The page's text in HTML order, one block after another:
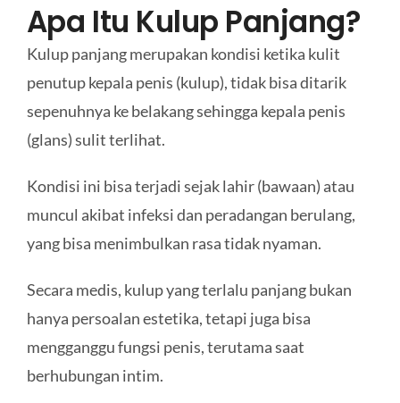
Apa Itu Kulup Panjang?
Kulup panjang merupakan kondisi ketika kulit
penutup kepala penis (kulup), tidak bisa ditarik
sepenuhnya ke belakang sehingga kepala penis
(glans) sulit terlihat.
Kondisi ini bisa terjadi sejak lahir (bawaan) atau
muncul akibat infeksi dan peradangan berulang,
yang bisa menimbulkan rasa tidak nyaman.
Secara medis, kulup yang terlalu panjang bukan
hanya persoalan estetika, tetapi juga bisa
mengganggu fungsi penis, terutama saat
berhubungan intim.